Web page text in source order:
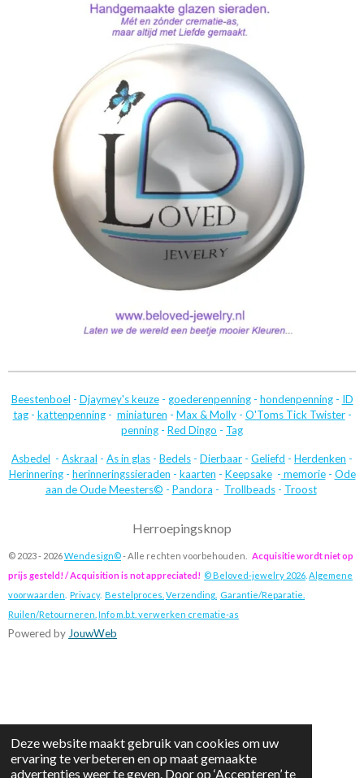
Deze website maakt gebruik van cookies om uw
ervaring te verbeteren en op maat gemaakte
advertenties weer te geven. Door op ‘Accepteren’ te
Beestenboel - Djaymey's keuze- goederenpenning- hondenpenning- ID
tag- kattenpenning- miniaturen - Max & Molly- O'Toms Tick Twister-
penning - Red Dingo - Tag
Asbedel - Askraal - As in glas - Bedels - Dierbaar - Geliefd - Herdenken -
Herinnering- herinneringssieraden - kaarten - Keepsake- memorie- Ode
aan de Oude Meesters© - Pandora - Trollbeads- Troost
Herroepingsknop
© 2023 - 2026Wendesign©- Alle rechten voorbehouden.
Acquisitie wordt niet op
prijs gesteld! / Acquisition is not appreciated! © Beloved-jewelry 2026 Algemene
voorwaarden Privacy. Bestelproces. Verzending. Garantie/Reparatie.
Ruilen/Retourneren. Info m.b.t. verwerken crematie-as
Powered by JouwWeb